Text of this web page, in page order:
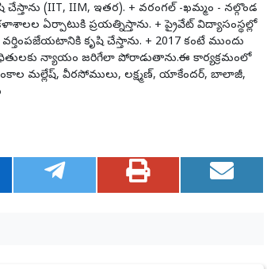
(IIT, IIM, ఇతర). + వరంగల్ -ఖమ్మం - నల్గొండ
ఏర్పాటుకి ప్రయత్నిస్తాను. + ప్రైవేట్ విద్యాసంస్థల్లో
కృషి చేస్తాను. + 2017 కంటే ముందు
న్యాయం జరిగేలా పోరాడుతాను.ఈ కార్యక్రమంలో
మల్లేష్, వీరసోములు, లక్ష్మణ్, యాకేందర్, బాలాజీ,